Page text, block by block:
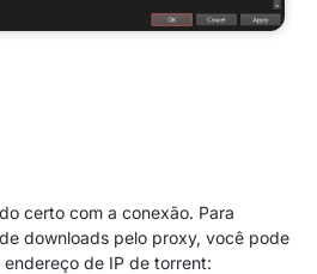
certo com a conexão. Para
downloads pelo proxy, você pode
de IP de torrent: